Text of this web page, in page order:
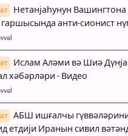
Нетанјаһунун
гаршысында анти-сионист
Ислам Аләми вә Шиә
хәбәрләри - Видео
АБШ ишғалчы
етдији Иранын сивил